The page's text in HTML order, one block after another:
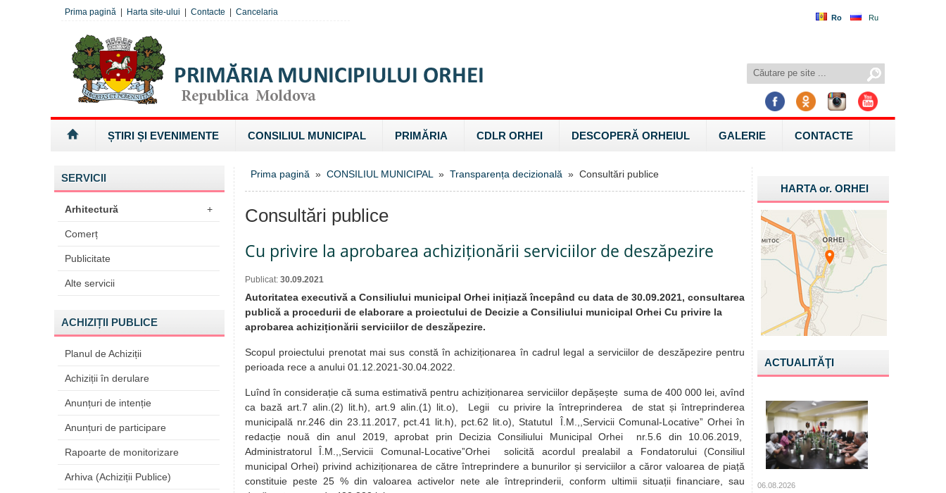
Ro Ru
Prima pagină Harta site-ului Contacte Cancelaria
ȘTIRI ȘI EVENIMENTE CONSILIUL MUNICIPAL PRIMĂRIA CDLR ORHEI DESCOPERĂ ORHEIUL GALERIE CONTACTE
SERVICII
Arhitectură +
Comerț
Publicitate
Alte servicii
ACHIZIȚII PUBLICE
Planul de Achiziții
Achiziții în derulare
Anunțuri de intenție
Anunțuri de participare
Rapoarte de monitorizare
Arhiva (Achiziții Publice)
Prima pagină » CONSILIUL MUNICIPAL » Transparența decizională » Consultări publice
Consultări publice
Cu privire la aprobarea achiziționării serviciilor de deszăpezire
Publicat: 30.09.2021
Autoritatea executivă a Consiliului municipal Orhei inițiază începând cu data de 30.09.2021, consultarea
publică a procedurii de elaborare a proiectului de Decizie a Consiliului municipal Orhei Cu privire la
aprobarea achiziționării serviciilor de deszăpezire.
Scopul proiectului prenotat mai sus constă în achiziționarea în cadrul legal a serviciilor de deszăpezire pentru
perioada rece a anului 01.12.2021-30.04.2022.
Luînd în considerație că suma estimativă pentru achiziționarea serviciilor depășește suma de 400 000 lei, avînd
ca bază art.7 alin.(2) lit.h), art.9 alin.(1) lit.o), Legii cu privire la întreprinderea de stat și întreprinderea
municipală nr.246 din 23.11.2017, pct.41 lit.h), pct.62 lit.o), Statutul Î.M.,,Servicii Comunal-Locativeˮ Orhei în
redacție nouă din anul 2019, aprobat prin Decizia Consiliului Municipal Orhei nr.5.6 din 10.06.2019,
Administratorul Î.M.,,Servicii Comunal-LocativeˮOrhei solicită acordul prealabil a Fondatorului (Consiliul
municipal Orhei) privind achiziționarea de către întreprindere a bunurilor și serviciilor a căror valoarea de piață
constituie peste 25 % din valoarea activelor nete ale întreprinderii, conform ultimii situații financiare, sau
HARTA or.ORHEI
ACTUALITĂŢI
06.08.2026